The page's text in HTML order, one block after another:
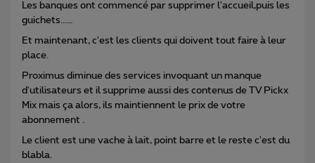
Les banques ont commencé par supprimer l'accueil,puis les
guichets...…
Et maintenant, c'est les clients qui doivent tout faire à leur
place.
Proximus diminue des services invoquant un manque
d'utilisateurs et il supprime aussi des contenus de TV Pickx
Mix mais ça alors, ils maintiennent le prix de votre
abonnement .
Le client est une vache à lait, point barre et le reste c'est du
blabla.